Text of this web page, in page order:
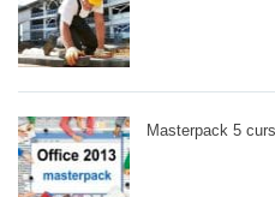
Masterpack 5